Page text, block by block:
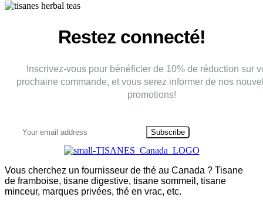
Restez connecté!
Inscrivez-vous pour bénéficier de 10% de réduction sur
prochaine commande, et vous serez informer de nos
promotions!
Subscribe
Vous cherchez un fournisseur de thé au Canada ? Tisane
de framboise, tisane digestive, tisane sommeil, tisane
minceur, marques privées, thé en vrac, etc.